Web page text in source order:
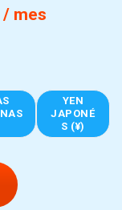
/ mes
YEN
JAPONÉ
S (¥)